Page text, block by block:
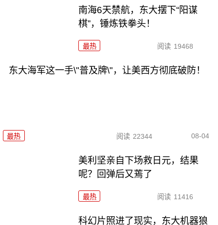
南海6天禁航，东大摆下“阳谋
棋”，锤炼铁拳头！
最热 阅读 19468
东大海军这一手\"普及牌\"，让美西方彻底破防！
最热 阅读 22344 08-04
美利坚亲自下场救日元，结果
呢？回弹后又蔫了
最热 阅读 11416
科幻片照进了现实，东大机器狼